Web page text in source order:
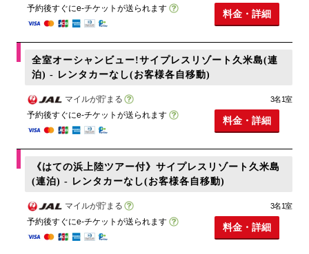
予約後すぐにe-チケットが送られます
料金・詳細
全室オーシャンビュー!サイプレスリゾート久米島(連
泊) - レンタカーなし(お客様各自移動)
マイルが貯まる
予約後すぐにe-チケットが送られます
3名1室
料金・詳細
《はての浜上陸ツアー付》サイプレスリゾート久米島
(連泊) - レンタカーなし(お客様各自移動)
マイルが貯まる
予約後すぐにe-チケットが送られます
3名1室
料金・詳細